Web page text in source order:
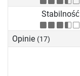
Stabilność
Opinie (17)